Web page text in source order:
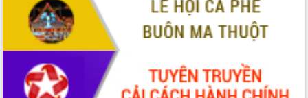
truyền số liệu chuyên dùng phục vụ cơ
quan Đảng, Nhà nước
Lễ phát động chuỗi hoạt động chung
Xã Ea Kar bước chuyển mình trong
công tác cải cách hành chính mô hình